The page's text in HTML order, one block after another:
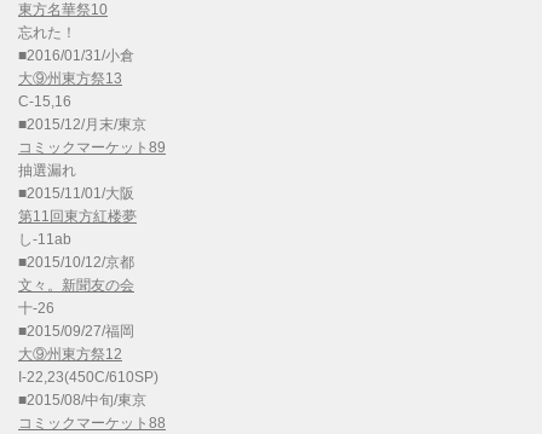
東方名華祭10
忘れた！
■2016/01/31/小倉
大⑨州東方祭13
C-15,16
■2015/12/月末/東京
コミックマーケット89
抽選漏れ
■2015/11/01/大阪
第11回東方紅楼夢
し-11ab
■2015/10/12/京都
文々。新聞友の会
十-26
■2015/09/27/福岡
大⑨州東方祭12
I-22,23(450C/610SP)
■2015/08/中旬/東京
コミックマーケット88